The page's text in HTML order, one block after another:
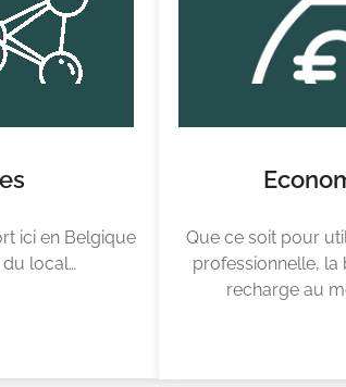
ici en Belgique
local…
Que ce soit pour
professionnelle, la
recharge au